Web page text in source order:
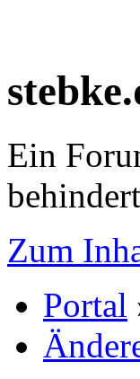
Ein
Zum
Portal